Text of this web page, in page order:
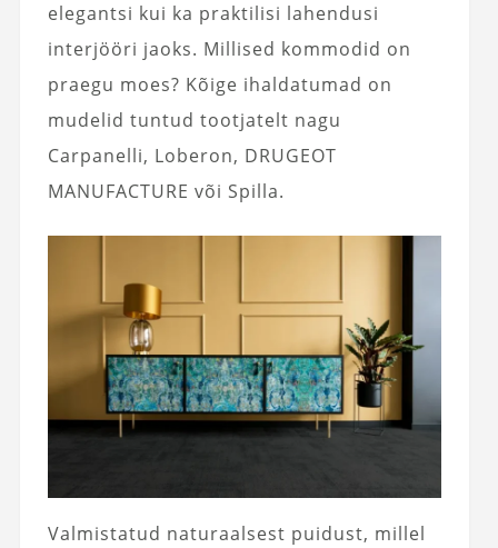
elegantsi kui ka praktilisi lahendusi
interjööri jaoks. Millised kommodid on
praegu moes? Kõige ihaldatumad on
mudelid tuntud tootjatelt nagu
Carpanelli, Loberon, DRUGEOT
MANUFACTURE või Spilla.
Valmistatud naturaalsest puidust, millel